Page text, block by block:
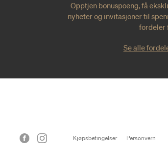
Opptjen bonuspoeng, få
nyheter og invitasjoner til
fordeler
Se alle
Kjøpsbetingelser
Personvern